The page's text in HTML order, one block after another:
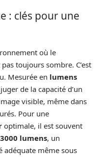
: clés pour une
où le
toujours sombre. C’est
Mesurée en lumens
de la capacité d’un
visible, même dans
Pour une
optimale, il est souvent
3000 lumens, un
adéquate même sous